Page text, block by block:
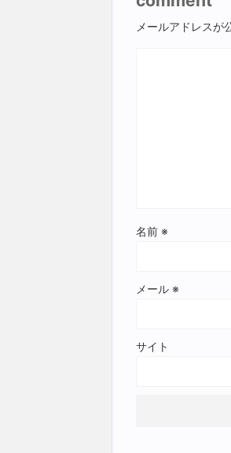
メールアドレスが
名前 ※
メール ※
サイト